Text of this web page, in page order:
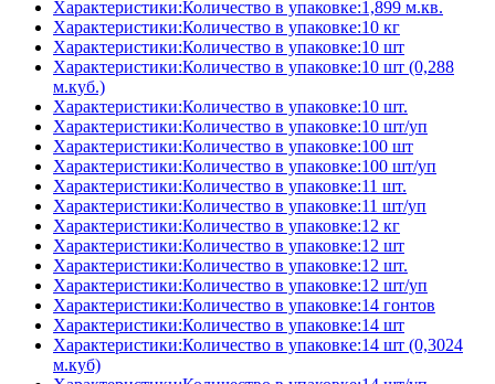
Характеристики:Количество в упаковке:1,899 м.кв.
Характеристики:Количество в упаковке:10 кг
Характеристики:Количество в упаковке:10 шт
Характеристики:Количество в упаковке:10 шт (0,288
м.куб.)
Характеристики:Количество в упаковке:10 шт.
Характеристики:Количество в упаковке:10 шт/уп
Характеристики:Количество в упаковке:100 шт
Характеристики:Количество в упаковке:100 шт/уп
Характеристики:Количество в упаковке:11 шт.
Характеристики:Количество в упаковке:11 шт/уп
Характеристики:Количество в упаковке:12 кг
Характеристики:Количество в упаковке:12 шт
Характеристики:Количество в упаковке:12 шт.
Характеристики:Количество в упаковке:12 шт/уп
Характеристики:Количество в упаковке:14 гонтов
Характеристики:Количество в упаковке:14 шт
Характеристики:Количество в упаковке:14 шт (0,3024
м.куб)